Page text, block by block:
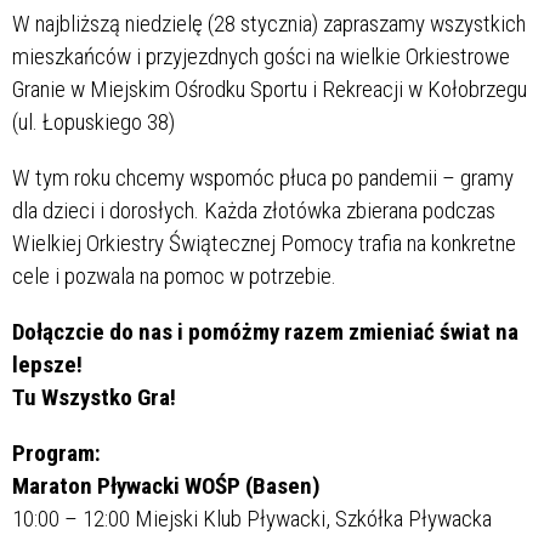
W najbliższą niedzielę (28 stycznia) zapraszamy wszystkich
mieszkańców i przyjezdnych gości na wielkie Orkiestrowe
Granie w Miejskim Ośrodku Sportu i Rekreacji w Kołobrzegu
(ul. Łopuskiego 38)
W tym roku chcemy wspomóc płuca po pandemii – gramy
dla dzieci i dorosłych. Każda złotówka zbierana podczas
Wielkiej Orkiestry Świątecznej Pomocy trafia na konkretne
cele i pozwala na pomoc w potrzebie.
Dołączcie do nas i pomóżmy razem zmieniać świat na
lepsze!
Tu Wszystko Gra!
Program:
Maraton Pływacki WOŚP (Basen)
10:00 – 12:00 Miejski Klub Pływacki, Szkółka Pływacka